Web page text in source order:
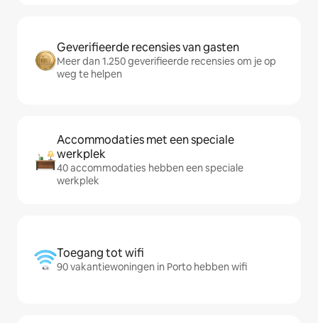
Geverifieerde recensies van gasten
Meer dan 1.250 geverifieerde recensies om je op
weg te helpen
Accommodaties met een speciale
werkplek
40 accommodaties hebben een speciale
werkplek
Toegang tot wifi
90 vakantiewoningen in Porto hebben wifi